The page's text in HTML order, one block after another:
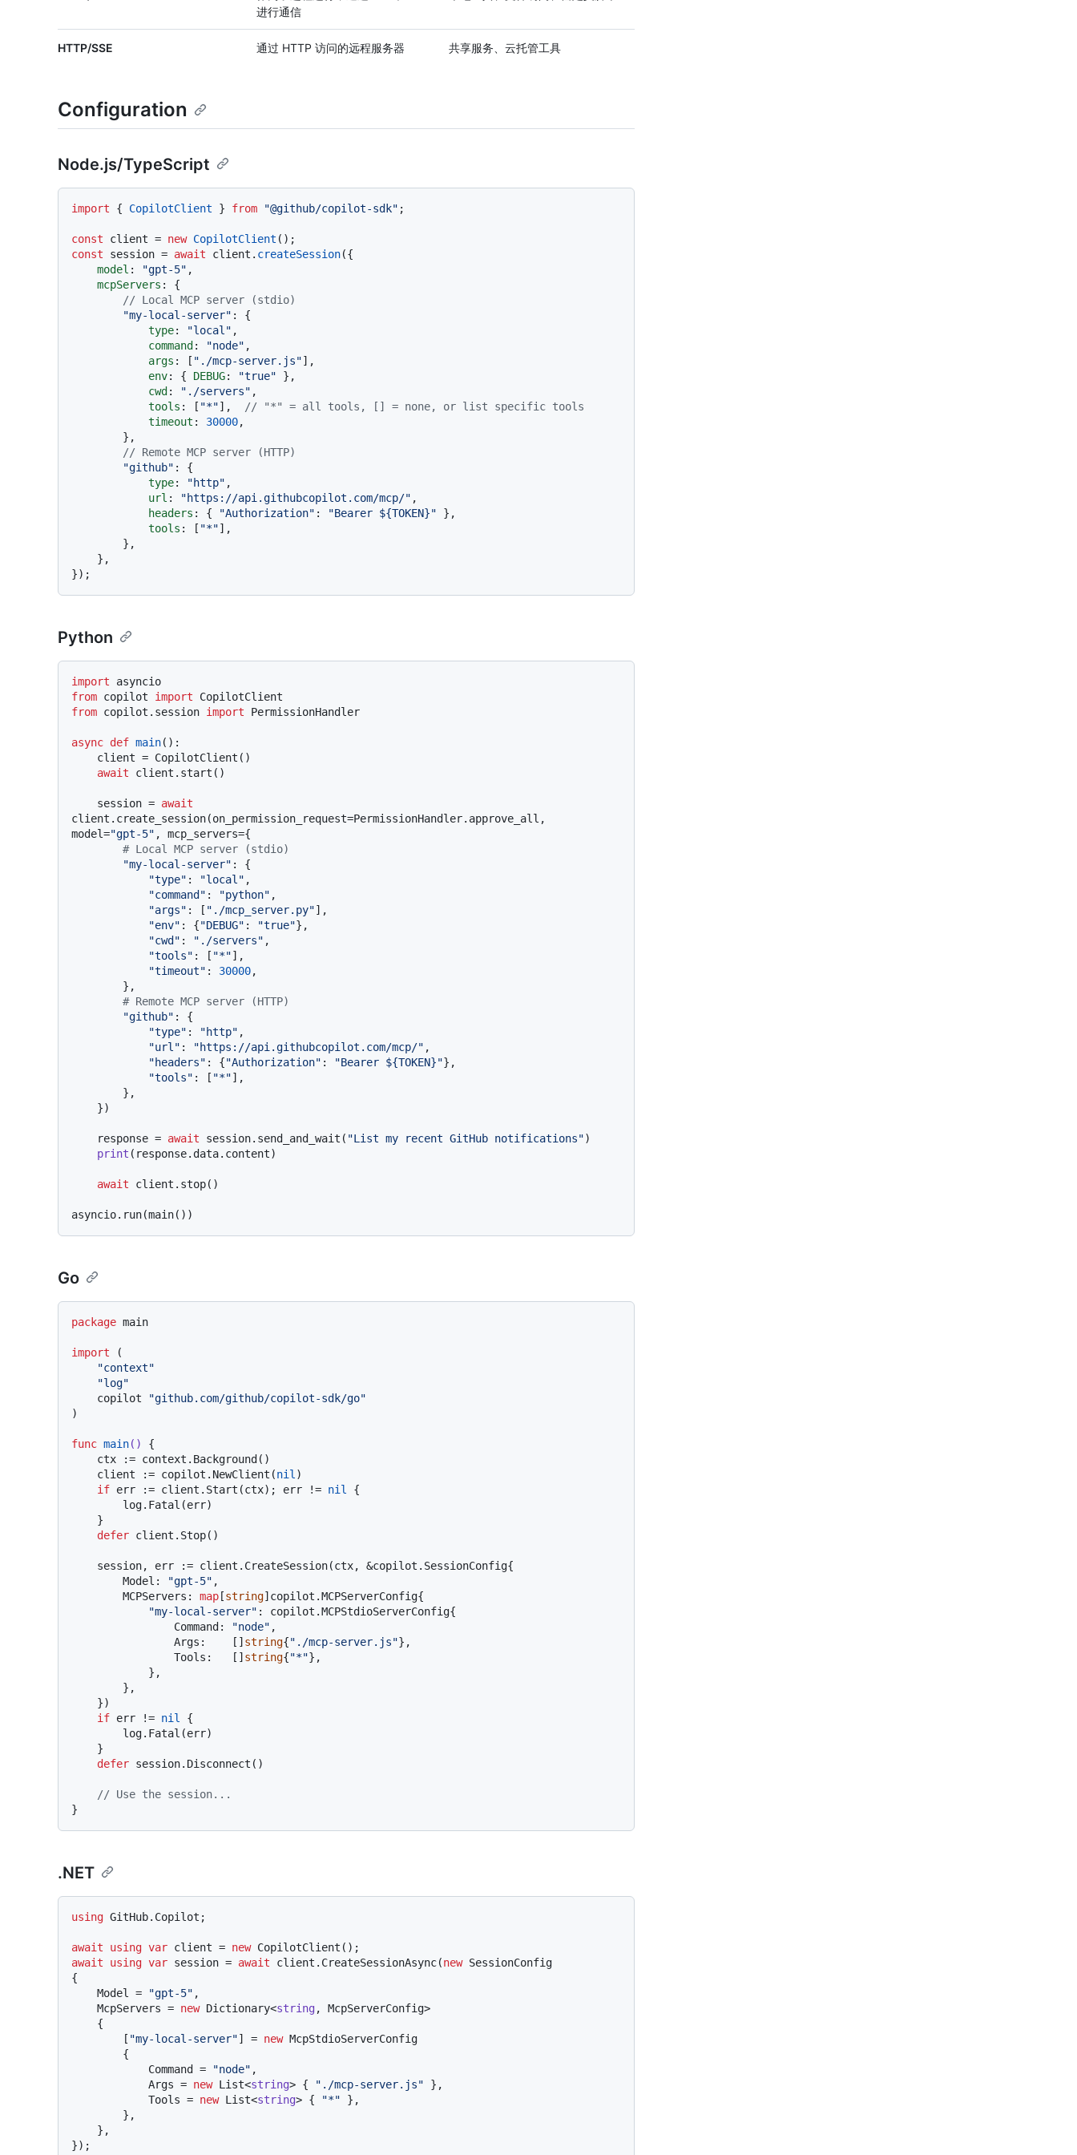
进行通信
HTTP/SSE 通过 HTTP 访问的远程服务器 共享服务、云托管工具
Configuration
Node.js/TypeScript
import { CopilotClient } from "@github/copilot-sdk" ;
const client = new CopilotClient
const session = await client. createSession({
model : "gpt-5" ,
mcpServers : {
// Local MCP server (stdio)
"my-local-server" : {
type: "local" ,
command: "node" ,
args : [ "./mcp-server.js"],
env: { DEBUG: "true" },
cwd: "./servers" ,
tools : [ "*"],
// "*" = all tools, [] = none, or list specific tools
timeout : 30000,
// Remote MCP server (HTTP)
"github" : {
type: "http" ,
url : "https://api.githubcopilot.com/mcp/" ,
headers : { "Authorization" : "Bearer ${TOKEN}" },
tools : [ "*"],
Python
import
from copilot import
from copilot.session import PermissionHandler
async def main():
await client.start()
    session =
await
client.create_session(on_permission_request=PermissionHandler.approve_all,
model="gpt-5" , mcp_servers={
# Local MCP server (stdio)
"my-local-server" : {
"type" : "local" ,
"command" : "python" ,
"args" : [ "./mcp_server.py"],
"env" : {"DEBUG" : "true"},
"cwd" : "./servers" ,
"tools" : [ "*"],
"timeout" : 30000,
# Remote MCP server (HTTP)
"github" : {
"type" : "http" ,
"url" : "https://api.githubcopilot.com/mcp/" ,
"headers" : {"Authorization" : "Bearer ${TOKEN}"},
"tools" : [ "*"],
    response =
await session.send_and_wait( "List my recent GitHub notifications")
print (response.data.content)
await client.stop()
Go
package main
import (
"context"
"log"
    copilot
"github.com/github/copilot-sdk/go"
)
func main()
{
    client := copilot.NewClient(
nil )
if err := client.Start(ctx); err != nil
{
defer client.Stop()
        Model:
"gpt-5" ,
        MCPServers:
map[string]copilot.MCPServerConfig{
"my-local-server" : copilot.MCPStdioServerConfig{
                Command:
"node" ,
                Args:    []
string{"./mcp-server.js"},
                Tools:   []
string{"*"},
if err != nil
{
defer session.Disconnect()
// Use the session...
.NET
using GitHub.Copilot;
await using var client = new
await
using var session = await client.CreateSessionAsync(new SessionConfig
{
    Model =
"gpt-5" ,
    McpServers =
new Dictionary<string, McpServerConfig>
        [
"my-local-server"] = new McpStdioServerConfig
            Command =
"node" ,
            Args =
new List<string> { "./mcp-server.js" },
            Tools =
new List<string> { "*" },